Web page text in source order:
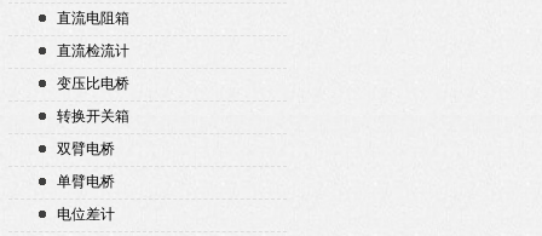
直流电阻箱
直流检流计
变压比电桥
转换开关箱
双臂电桥
单臂电桥
电位差计